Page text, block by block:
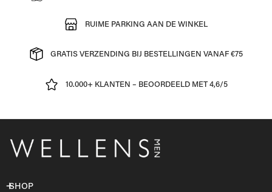
RUIME PARKING AAN DE WINKEL
GRATIS VERZENDING BIJ BESTELLINGEN VANAF €75
10.000+ KLANTEN – BEOORDEELD MET 4,6/5
SHOP